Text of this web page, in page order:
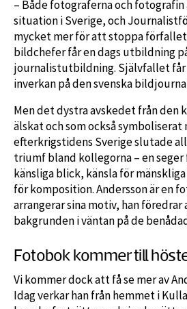
– Både fotograferna och
situation i Sverige, och
mycket mer för att stoppa
bildchefer får en dags utbildning
journalistutbildning. Självfallet
inverkan på den svenska
Men det dystra avskedet från den
älskat och som också
efterkrigstidens Sverige slutade
triumf bland kollegorna – en seger
känsliga blick, känsla för
för komposition. Andersson är en
arrangerar sina motiv, han
bakgrunden i väntan på de
Fotobok kommer till
Vi kommer dock att få se mer av
Idag verkar han från hemmet i